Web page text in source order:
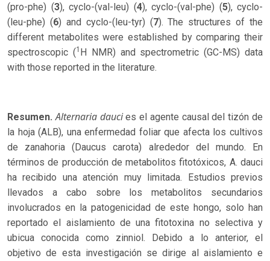
(pro-phe) (3), cyclo-(val-leu) (4), cyclo-(val-phe) (5), cyclo-
(leu-phe) (6) and cyclo-(leu-tyr) (7). The structures of the
different metabolites were established by comparing their
spectroscopic (1H NMR) and spectrometric (GC-MS) data
with those reported in the literature.
Resumen. Alternaria daucies el agente causal del tizón de
la hoja (ALB), una enfermedad foliar que afecta los cultivos
de zanahoria (Daucus carota) alrededor del mundo. En
términos de producción de metabolitos fitotóxicos, A. dauci
ha recibido una atención muy limitada. Estudios previos
llevados a cabo sobre los metabolitos secundarios
involucrados en la patogenicidad de este hongo, solo han
reportado el aislamiento de una fitotoxina no selectiva y
ubicua conocida como zinniol. Debido a lo anterior, el
objetivo de esta investigación se dirige al aislamiento e